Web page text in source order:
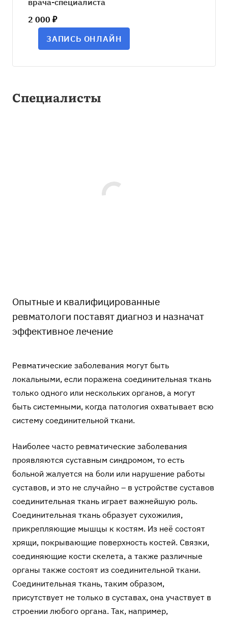
врача-специалиста
2 000 ₽
ЗАПИСЬ ОНЛАЙН
Специалисты
Опытные и квалифицированные
ревматологи поставят диагноз и назначат
эффективное лечение
Ревматические заболевания могут быть
локальными, если поражена соединительная ткань
только одного или нескольких органов, а могут
быть системными, когда патология охватывает всю
систему соединительной ткани.
Наиболее часто ревматические заболевания
проявляются суставным синдромом, то есть
больной жалуется на боли или нарушение работы
суставов, и это не случайно – в устройстве суставов
соединительная ткань играет важнейшую роль.
Соединительная ткань образует сухожилия,
прикрепляющие мышцы к костям. Из неё состоят
хрящи, покрывающие поверхность костей. Связки,
соединяющие кости скелета, а также различные
органы также состоят из соединительной ткани.
Соединительная ткань, таким образом,
присутствует не только в суставах, она участвует в
строении любого органа. Так, например,